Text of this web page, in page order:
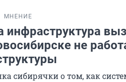
МНЕНИЕ
инфраструктура
не
сибирячки о том, как